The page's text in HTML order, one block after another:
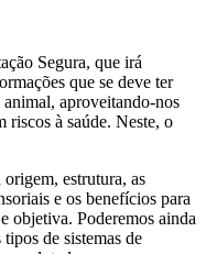
Segura, que irá
que se deve ter
aproveitando-nos
riscos à saúde. Neste, o
estrutura, as
e os benefícios para
objetiva. Poderemos ainda
de sistemas de